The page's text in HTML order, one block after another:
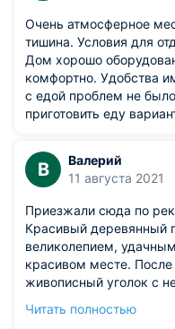
Очень атмосферное
тишина. Условия для
Дом хорошо
комфортно. Удобства
с едой проблем не
приготовить еду
В
Валерий
11 августа 2021
Приезжали сюда по
Красивый деревянный
великолепием,
красивом месте. После
живописный уголок с
Мы с женой провели
Читать полностью